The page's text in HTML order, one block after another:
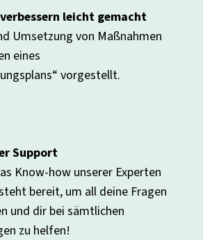
leicht gemacht
Umsetzung von Maßnahmen
eines
vorgestellt.
Support
Know-how unserer Experten
bereit, um all deine Fragen
und dir bei sämtlichen
zu helfen!